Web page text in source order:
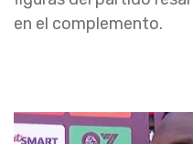
en el complemento.